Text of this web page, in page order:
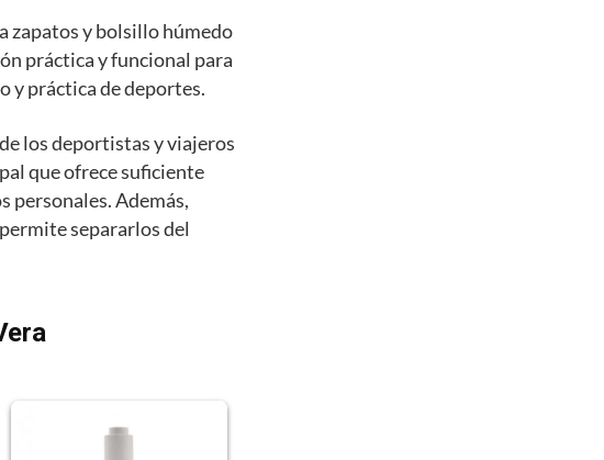
zapatos y bolsillo húmedo
práctica y funcional para
y práctica de deportes.
los deportistas y viajeros
que ofrece suficiente
personales. Además,
separarlos del